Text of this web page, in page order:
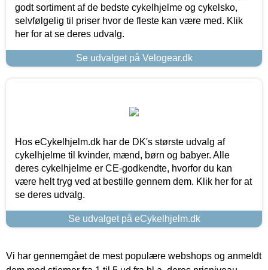
godt sortiment af de bedste cykelhjelme og cykelsko,
selvfølgelig til priser hvor de fleste kan være med. Klik
her for at se deres udvalg.
Se udvalget på Velogear.dk
Hos eCykelhjelm.dk har de DK's største udvalg af
cykelhjelme til kvinder, mænd, børn og babyer. Alle
deres cykelhjelme er CE-godkendte, hvorfor du kan
være helt tryg ved at bestille gennem dem. Klik her for at
se deres udvalg.
Se udvalget på eCykelhjelm.dk
Vi har gennemgået de mest populære webshops og anmeldt